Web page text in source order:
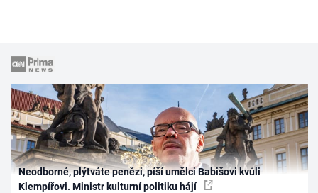
Neodborné, plýtváte penězi, píší umělci Babišovi kvůli
Klempířovi. Ministr kulturní politiku hájí